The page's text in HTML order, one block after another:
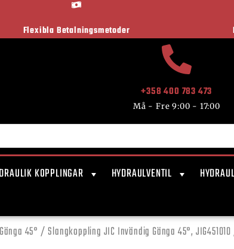
Flexibla Betalningsmetoder
+358 400 783 473
Må - Fre 9:00 - 17:00
KOPPLINGAR HYDRAULVENTIL
45° / Slangkoppling JIC Invändig Gänga 45°, JIG451010